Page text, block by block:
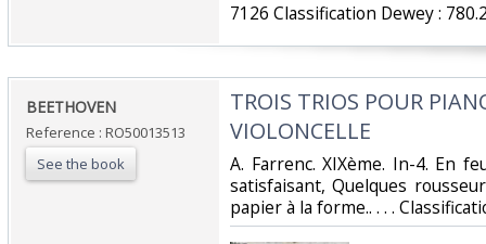
‎7126 Classification Dewey :
‎BEETHOVEN‎
Reference : RO50013513
See the book
‎TROIS TRIOS POUR
VIOLONCELLE‎
‎A. Farrenc. XIXème. In-4. En
satisfaisant, Quelques
papier à la forme.. . . .